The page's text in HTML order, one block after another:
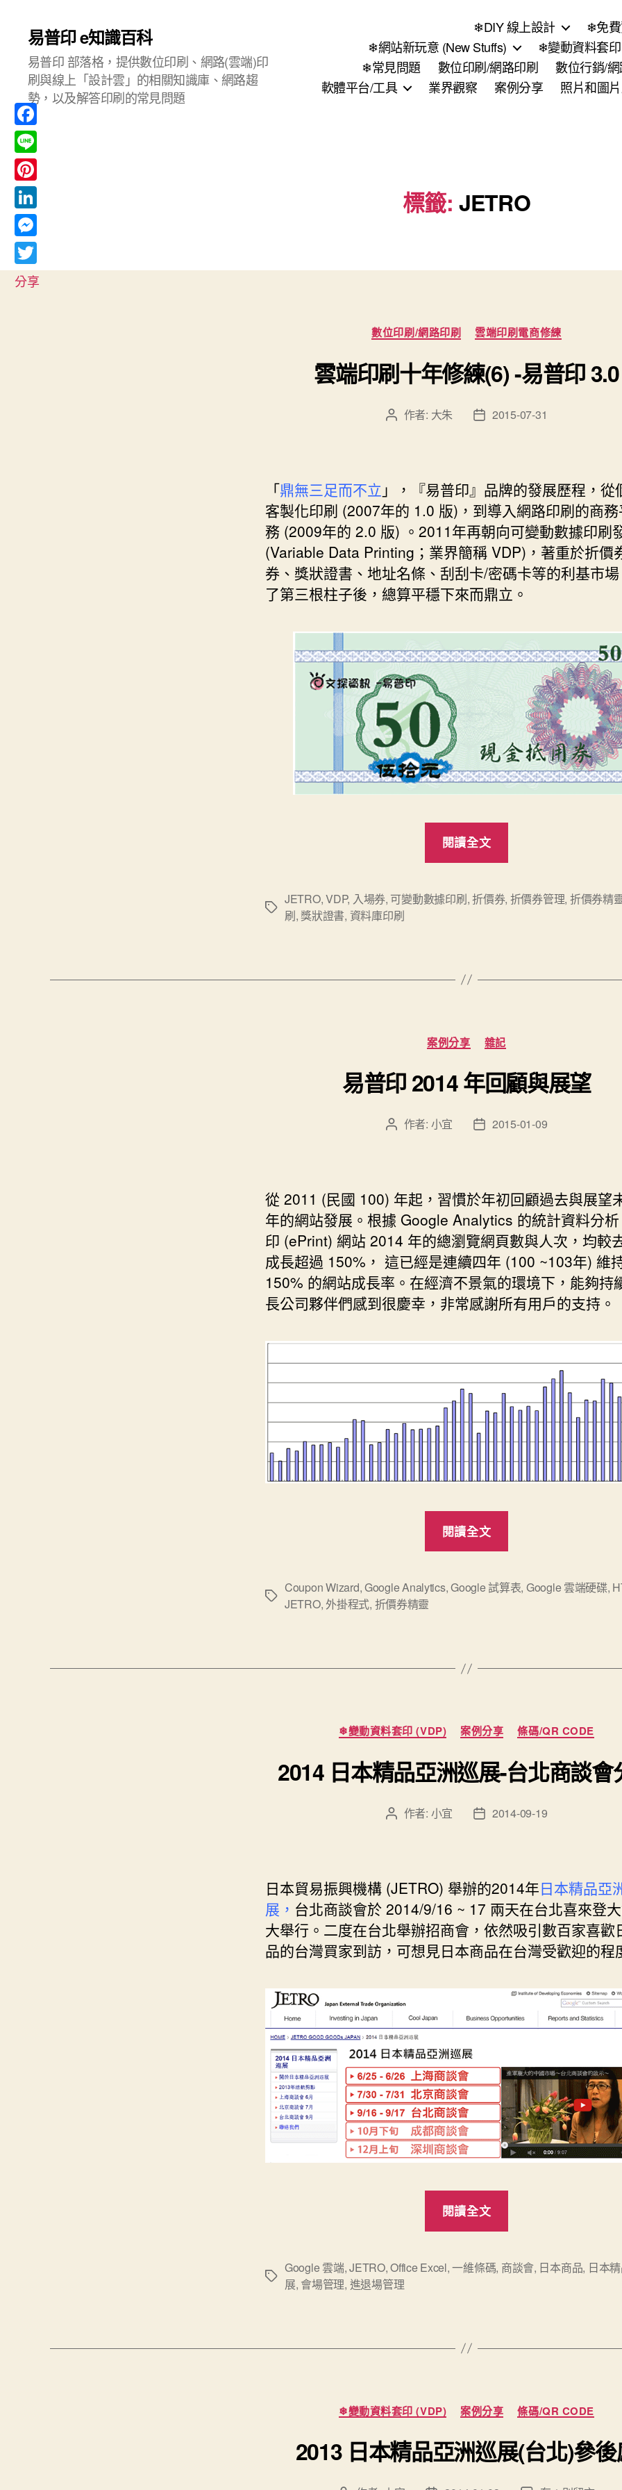
易普印 e知識百科
易普印 部落格，提供數位印刷、網路(雲端)印
刷與線上「設計雲」的相關知識庫、網路趨
勢，以及解答印刷的常見問題
❄DIY 線上設計
❄免
❄網站新玩意 (New Stuffs)
❄變動資料套
❄常見問題
數位印刷/網路印刷 數位行銷/
軟體平台/工具
業界觀察 案例分享 照片和圖
標籤: JETRO
分
類
數位印刷/網路印刷 雲端印刷電商修練
雲端印刷十年修練(6) -易普印 3.0
文 作者: 大朱
文
日
期
2015-07-31
「鼎無三足而不立 」，『易普印』品牌的發展歷程，從
客製化印刷 (2007年的 1.0 版)，到導入網路印刷的商
務 (2009年的 2.0 版) 。2011年再朝向可變動數據印刷
(Variable Data Printing；業界簡稱 VDP)，著重於折價
券、獎狀證書、地址名條、刮刮卡/密碼卡等的利基市
了第三根柱子後，總算平穩下來而鼎立。
閱讀全文
刷
練
普
印
標
JETRO,VDP, 入場券, 可變動數據印刷,折價券, 折價券管理, 折價券精
刷,獎狀證書, 資料庫印刷
分
類
案例分享 雜記
易普印 2014 年回顧與展望
文 作者: 小宜
文
日
期
2015-01-09
從 2011 (民國 100) 年起，習慣於年初回顧過去與展望
年的網站發展。根據 Google Analytics 的統計資料分
印 (ePrint) 網站 2014 年的總瀏覽網頁數與人次，均較
成長超過 150%， 這已經是連續四年 (100 ~103年) 維
150% 的網站成長率。在經濟不景氣的環境下，能夠持
長公司夥伴們感到很慶幸，非常感謝所有用戶的支持。
閱讀全文
2014
與
標
Coupon Wizard,Google Analytics,Google 試算表, Google 雲端硬碟,
JETRO,外掛程式, 折價券精靈
分
類
❄變動資料套印 (VDP) 案例分享 條碼/QR CODE
2014 日本精品亞洲巡展-台北商談會
文 作者: 小宜
文
日
期
2014-09-19
日本貿易振興機構 (JETRO) 舉辦的2014年日本精品亞
展， 台北商談會於 2014/9/16 ~ 17 兩天在台北喜來登
大舉行。二度在台北舉辦招商會，依然吸引數百家喜歡
品的台灣買家到訪，可想見日本商品在台灣受歡迎的程
閱讀全文
精
巡
北
商
談
標
Google 雲端,JETRO,Office Excel,一維條碼, 商談會, 日本商品, 日本
展, 會場管理, 進退場管理
分
類
❄變動資料套印 (VDP) 案例分享 條碼/QR CODE
2013 日本精品亞洲巡展(台北)參
F
a
c
e
b
o
o
k
L
i
n
e
P
i
n
t
e
L
i
n
k
M
e
s
T
分享